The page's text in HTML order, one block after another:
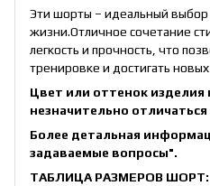
Эти шорты – идеальный выбор
жизни.Отличное сочетание
легкость и прочность, что
тренировке и достигать
Цвет или оттенок
незначительно
Более детальная
задаваемые вопросы".
ТАБЛИЦА РАЗМЕРОВ ШОРТ: